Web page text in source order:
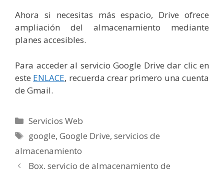
Ahora si necesitas más espacio, Drive ofrece
ampliación del almacenamiento mediante
planes accesibles.
Para acceder al servicio Google Drive dar clic en
este ENLACE, recuerda crear primero una cuenta
de Gmail.
Categorías
Servicios Web
Etiquetas
google,Google Drive,servicios de
almacenamiento
Box, servicio de almacenamiento de